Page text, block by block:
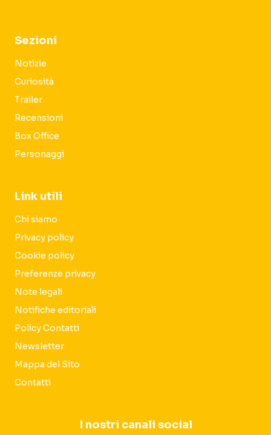
Sezioni
Notizie
Curiosità
Trailer
Recensioni
Box Office
Personaggi
Link utili
Chi siamo
Privacy policy
Cookie policy
Preferenze privacy
Note legali
Notifiche editoriali
Policy Contatti
Newsletter
Mappa del Sito
Contatti
I nostri canali social